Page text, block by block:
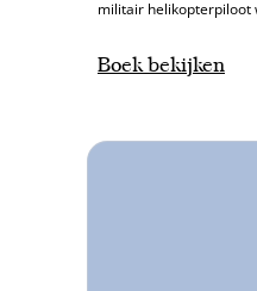
militair helikopterpiloot
Boek bekijken